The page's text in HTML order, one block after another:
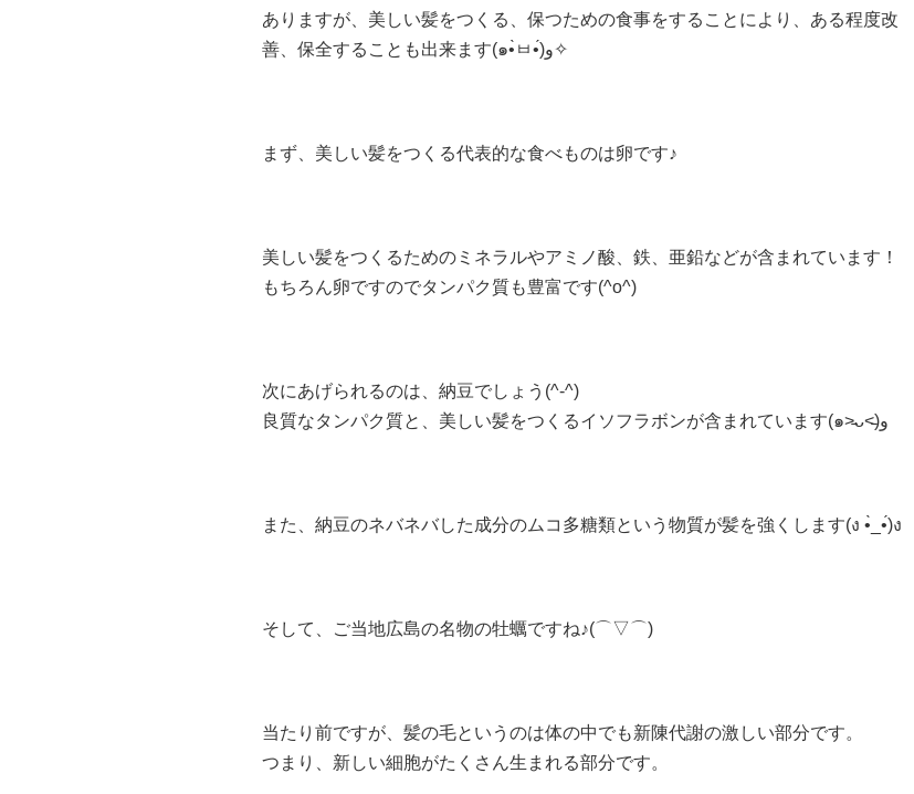
ありますが、美しい髪をつくる、保つための食事をすることにより、ある程度改
善、保全することも出来ます(๑•̀ㅂ•́)و✧
まず、美しい髪をつくる代表的な食べものは卵です♪
美しい髪をつくるためのミネラルやアミノ酸、鉄、亜鉛などが含まれています！
もちろん卵ですのでタンパク質も豊富です(^o^)
次にあげられるのは、納豆でしょう(^-^)
良質なタンパク質と、美しい髪をつくるイソフラボンが含まれています(๑˃̵ᴗ˂̵)و
また、納豆のネバネバした成分のムコ多糖類という物質が髪を強くします(ง •̀_•́)ง
そして、ご当地広島の名物の牡蠣ですね♪(⌒▽⌒)
当たり前ですが、髪の毛というのは体の中でも新陳代謝の激しい部分です。
つまり、新しい細胞がたくさん生まれる部分です。